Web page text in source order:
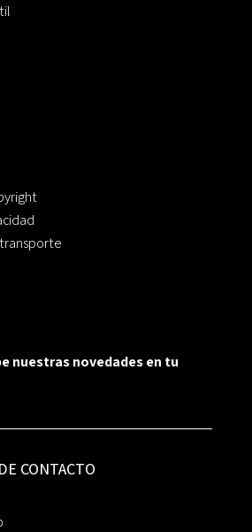
nuestras novedades en tu
CONTACTO